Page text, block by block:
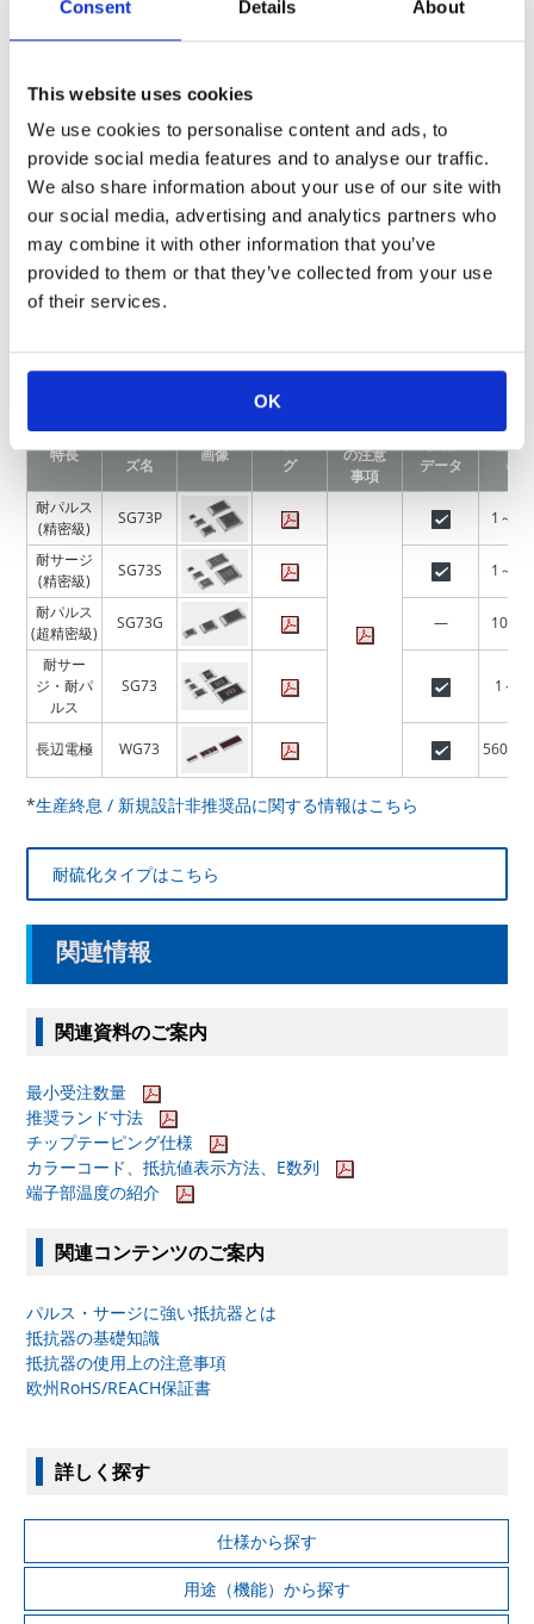
Consent Details About
This website uses cookies
We use cookies to personalise content and ads, to
provide social media features and to analyse our traffic.
We also share information about your use of our site with
our social media, advertising and analytics partners who
may combine it with other information that you’ve
provided to them or that they’ve collected from your use
of their services.
OK
1608mmサイズ10kΩの汎用品(RK73)と耐サージ品(SG73S)の
さく、優れた耐サージ性を実現しています。
製品一覧
総合カタログ電子版(12.7MB)
＊表中の技術データのチェックマーク
特長
ズ名
画像
グ
使用上
の注意
事項
データ
抵抗
(Ω)
耐パルス
(精密級)
SG73P 1～
耐サージ
(精密級)
SG73S 1～
耐パルス
(超精密級)
SG73G — 10～
耐サー
ジ・耐パ
ルス
SG73 1～
長辺電極 WG73 560m
*生産終息 / 新規設計非推奨品に関する情報はこちら
耐硫化タイプはこちら
関連情報
関連資料のご案内
最小受注数量
推奨ランド寸法
チップテーピング仕様
カラーコード、抵抗値表示方法、E数列
端子部温度の紹介
関連コンテンツのご案内
パルス・サージに強い抵抗器とは
抵抗器の基礎知識
抵抗器の使用上の注意事項
欧州RoHS/REACH保証書
詳しく探す
仕様から探す
用途（機能）から探す